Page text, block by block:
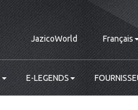
JazicoWorld Français
E-LEGENDS